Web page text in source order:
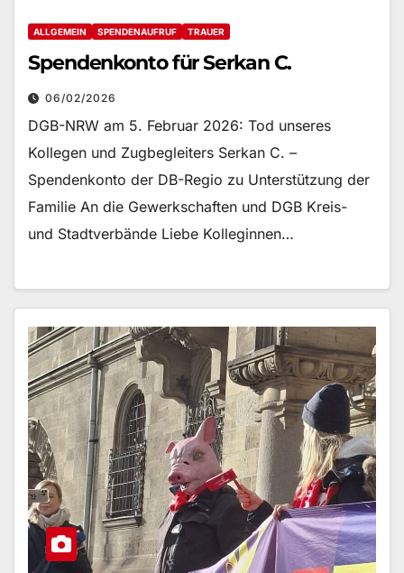
ALLGEMEIN SPENDENAUFRUF TRAUER
Spendenkonto für Serkan C.
06/02/2026
DGB-NRW am 5. Februar 2026: Tod unseres
Kollegen und Zugbegleiters Serkan C. –
Spendenkonto der DB-Regio zu Unterstützung der
Familie An die Gewerkschaften und DGB Kreis-
und Stadtverbände Liebe Kolleginnen…